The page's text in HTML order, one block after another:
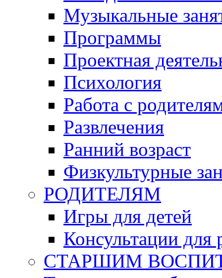
Музыкальные
Программы
Проектная
Психология
Работа с
Развлечения
Ранний возраст
Физкультурные
РОДИТЕЛЯМ
Игры для детей
Консультации для
СТАРШИМ